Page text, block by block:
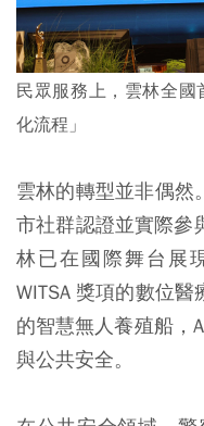
民眾服務上，雲林全國
化流程」
雲林的轉型並非偶然
市社群認證並實際參
林已在國際舞台展
WITSA 獎項的數位醫
的智慧無人養殖船，
與公共安全。